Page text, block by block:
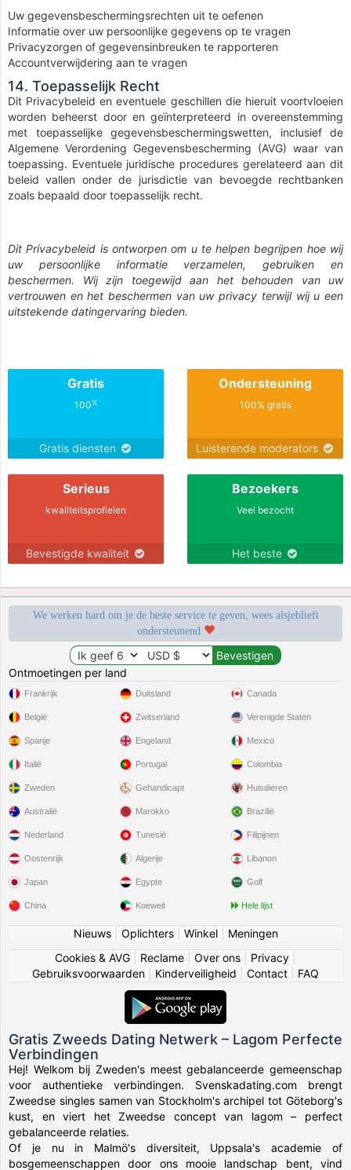
Uw gegevensbeschermingsrechten uit te oefenen
Informatie over uw persoonlijke gegevens op te vragen
Privacyzorgen of gegevensinbreuken te rapporteren
Accountverwijdering aan te vragen
14. Toepasselijk Recht
Dit Privacybeleid en eventuele geschillen die hieruit voortvloeien
worden beheerst door en geïnterpreteerd in overeenstemming
met toepasselijke gegevensbeschermingswetten, inclusief de
Algemene Verordening Gegevensbescherming (AVG) waar van
toepassing. Eventuele juridische procedures gerelateerd aan dit
beleid vallen onder de jurisdictie van bevoegde rechtbanken
zoals bepaald door toepasselijk recht.
Dit Privacybeleid is ontworpen om u te helpen begrijpen hoe wij
uw persoonlijke informatie verzamelen, gebruiken en
beschermen. Wij zijn toegewijd aan het behouden van uw
vertrouwen en het beschermen van uw privacy terwijl wij u een
uitstekende datingervaring bieden.
Gratis
100%
Gratis diensten
Ondersteuning
100% gratis
Luisterende moderators
Serieus
kwaliteitsprofielen
Bevestigde kwaliteit
Bezoekers
Veel bezocht
Het beste
We werken hard om je de beste service te geven, wees alsjeblieft
ondersteunend
Ontmoetingen per land
Frankrijk
België
Spanje
Italië
Zweden
Duitsland
Zwitserland
Engeland
Portugal
Gehandicapt
Canada
Verenigde Staten
Mexico
Colombia
Huisdieren
Australië
Nederland
Oostenrijk
Japan
China
Marokko
Tunesië
Algerije
Egypte
Koeweit
Brazilië
Filipijnen
Libanon
Golf
Hele lijst
Nieuws| Oplichters| Winkel| Meningen
Cookies & AVG
Reclame Over ons Privacy
Gebruiksvoorwaarden
Kinderveiligheid Contact FAQ
Gratis Zweeds Dating Netwerk – Lagom Perfecte
Verbindingen
Hej! Welkom bij Zweden's meest gebalanceerde gemeenschap
voor authentieke verbindingen. Svenskadating.com brengt
Zweedse singles samen van Stockholm's archipel tot Göteborg's
kust, en viert het Zweedse concept van lagom – perfect
gebalanceerde relaties.
Of je nu in Malmö's diversiteit, Uppsala's academie of
bosgemeenschappen door ons mooie landschap bent, vind